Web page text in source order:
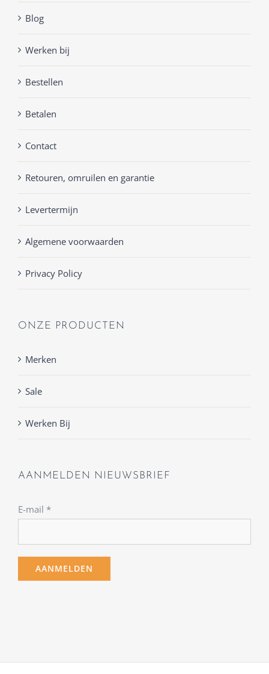
Blog
Werken bij
Bestellen
Betalen
Contact
Retouren, omruilen en garantie
Levertermijn
Algemene voorwaarden
Privacy Policy
ONZE PRODUCTEN
Merken
Sale
Werken Bij
AANMELDEN NIEUWSBRIEF
E-mail *